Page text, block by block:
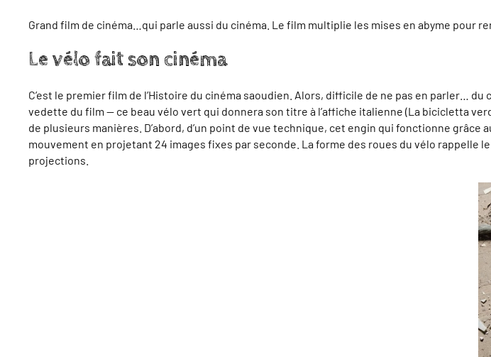
Grand film de cinéma…qui parle aussi du cinéma. Le film multiplie les mises en abyme pour
Le vélo fait son cinéma
C’est le premier film de l’Histoire du cinéma saoudien. Alors, difficile de ne pas en parler…
vedette du film — ce beau vélo vert qui donnera son titre à l’affiche italienne (La bicicletta
de plusieurs manières. D’abord, d’un point de vue technique, cet engin qui fonctionne
mouvement en projetant 24 images fixes par seconde. La forme des roues du vélo rappelle
projections.